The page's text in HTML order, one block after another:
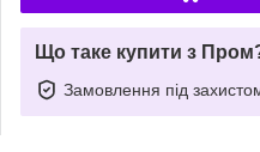
Що таке купити з
Замовлення під